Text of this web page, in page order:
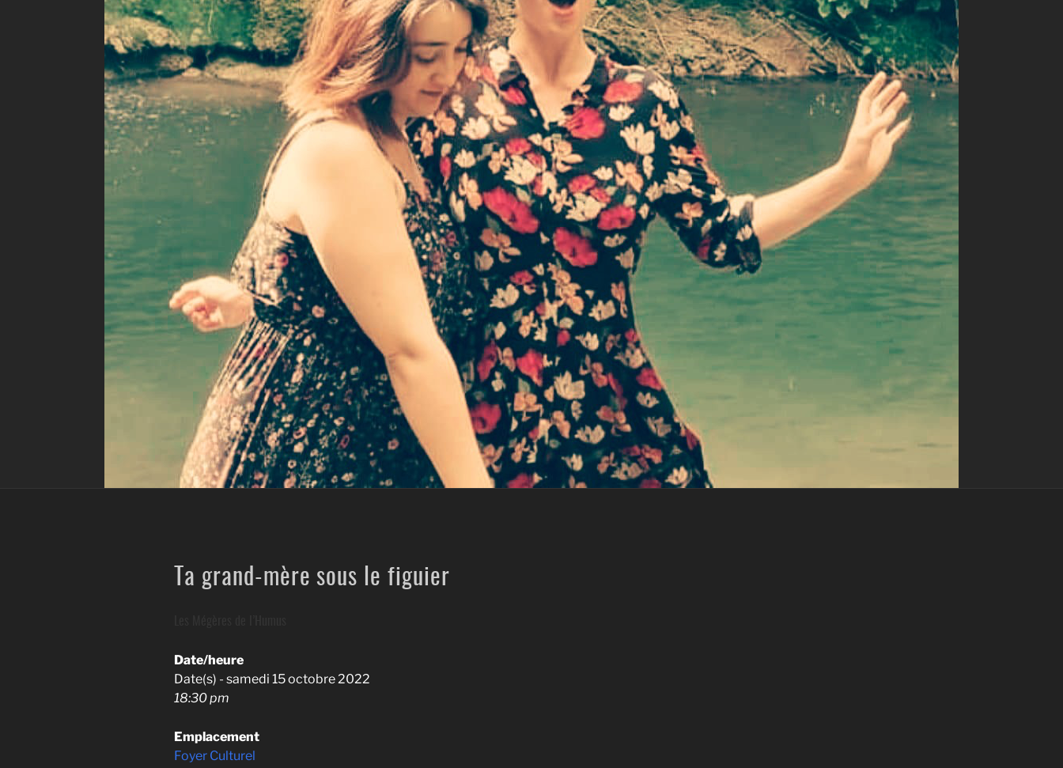
Ta grand-mère sous le figuier
Date/heure
Date(s) - samedi 15 octobre 2022
18:30 pm
Emplacement
Foyer Culturel